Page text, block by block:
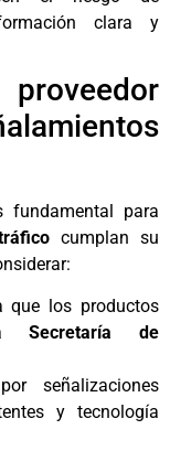
clara y
fundamental para
cumplan su
que los productos
laSecretaría de
señalizaciones
y tecnología